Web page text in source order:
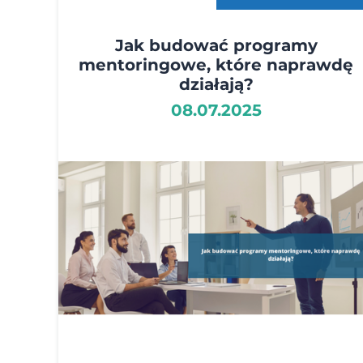
Jak budować programy
mentoringowe, które naprawdę
działają?
08.07.2025